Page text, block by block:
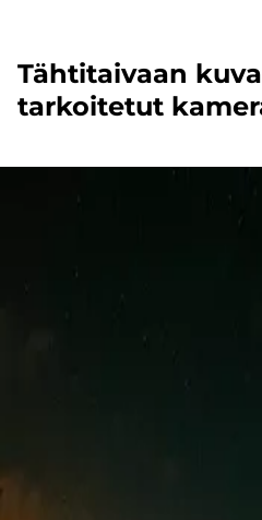
Tähtitaivaan
tarkoitetut